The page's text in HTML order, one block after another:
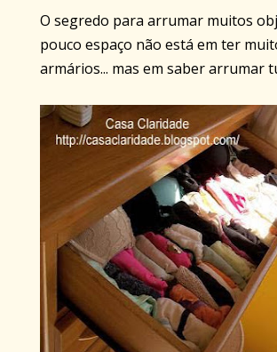
O segredo para arrumar muitos
pouco espaço não está em ter
armários... mas em saber arrumar